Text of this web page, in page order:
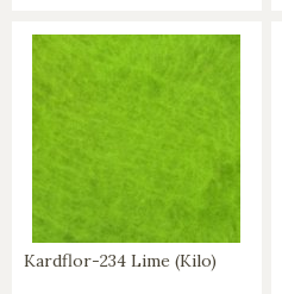
Kardflor-234 Lime (Kilo)